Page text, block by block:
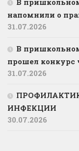
напомнили о
31.07.2026
В
прошел конкурс
31.07.2026
ИНФЕКЦИИ
30.07.2026